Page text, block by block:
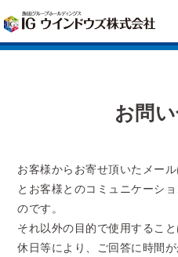
お問
お客様からお寄せ頂いたメー
とお客様とのコミュニケーシ
のです。
それ以外の目的で使用すること
休日等により、ご回答に時間